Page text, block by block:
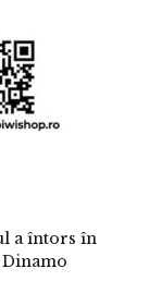
a întors în
Dinamo